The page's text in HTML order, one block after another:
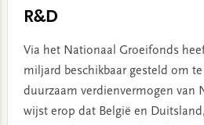
R&D
Via het Nationaal Groeifonds
miljard beschikbaar gesteld om
duurzaam verdienvermogen van
wijst erop dat België en